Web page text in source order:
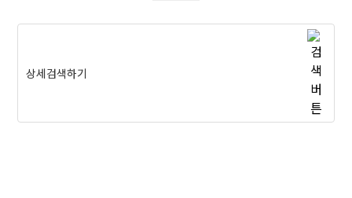
상세검색하기